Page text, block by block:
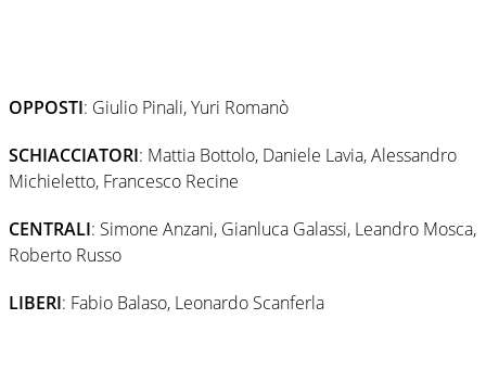
OPPOSTI: Giulio Pinali, Yuri Romanò
SCHIACCIATORI: Mattia Bottolo, Daniele Lavia, Alessandro
Michieletto, Francesco Recine
CENTRALI: Simone Anzani, Gianluca Galassi, Leandro Mosca,
Roberto Russo
LIBERI: Fabio Balaso, Leonardo Scanferla